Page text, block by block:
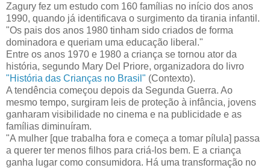
Zagury fez um estudo com 160 famílias no início dos anos
1990, quando já identificava o surgimento da tirania infantil.
"Os pais dos anos 1980 tinham sido criados de forma
dominadora e queriam uma educação liberal."
Entre os anos 1970 e 1980 a criança se tornou ator da
história, segundo Mary Del Priore, organizadora do livro
"História das Crianças no Brasil" (Contexto).
A tendência começou depois da Segunda Guerra. Ao
mesmo tempo, surgiram leis de proteção à infância, jovens
ganharam visibilidade no cinema e na publicidade e as
famílias diminuíram.
"A mulher [que trabalha fora e começa a tomar pílula] passa
a querer ter menos filhos para criá-los bem. E a criança
ganha lugar como consumidora. Há uma transformação no